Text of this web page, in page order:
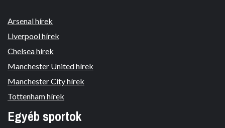
Arsenal hírek
Liverpool hírek
Chelsea hírek
Manchester United hírek
Manchester City hírek
Tottenham hírek
Egyéb sportok